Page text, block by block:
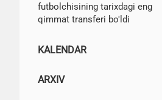
futbolchisining tarixdagi eng
qimmat transferi bo'ldi
KALENDAR
ARXIV